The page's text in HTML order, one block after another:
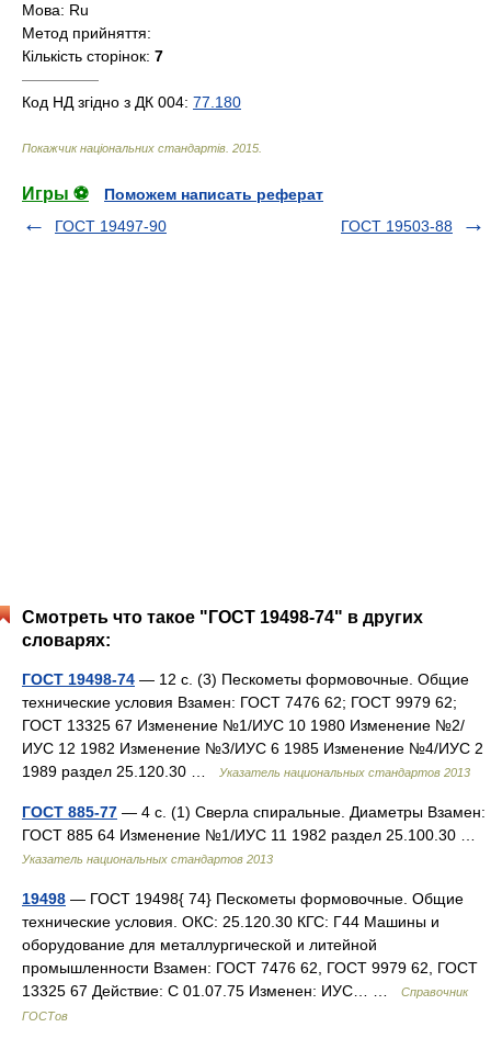
Мова: Ru
Метод прийняття:
Кількість сторінок: 7
—————
Код НД згідно з ДК 004: 77.180
Покажчик національних стандартів 2015
Игры ⚽
Поможем написать реферат
ГОСТ 19497-90
ГОСТ 19503-88
Смотреть что такое "ГОСТ 19498-74" в других
словарях:
ГОСТ 19498-74 — 12 с. (3) Пескометы формовочные. Общие
технические условия Взамен: ГОСТ 7476 62; ГОСТ 9979 62;
ГОСТ 13325 67 Изменение №1/ИУС 10 1980 Изменение №2/
ИУС 12 1982 Изменение №3/ИУС 6 1985 Изменение №4/ИУС 2
1989 раздел 25.120.30 …
Указатель национальных стандартов 2013
ГОСТ 885-77 — 4 с. (1) Сверла спиральные. Диаметры Взамен:
ГОСТ 885 64 Изменение №1/ИУС 11 1982 раздел 25.100.30 …
Указатель национальных стандартов 2013
19498 — ГОСТ 19498{ 74} Пескометы формовочные. Общие
технические условия. ОКС: 25.120.30 КГС: Г44 Машины и
оборудование для металлургической и литейной
промышленности Взамен: ГОСТ 7476 62, ГОСТ 9979 62, ГОСТ
13325 67 Действие: С 01.07.75 Изменен: ИУС… …
Справочник
ГОСТов